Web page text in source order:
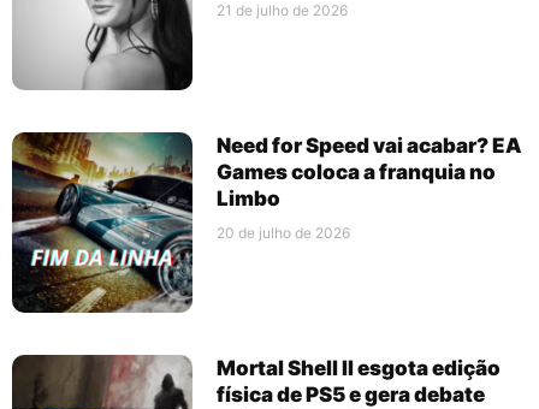
21 de julho de 2026
Need for Speed vai acabar? EA
Games coloca a franquia no
Limbo
20 de julho de 2026
Mortal Shell II esgota edição
física de PS5 e gera debate